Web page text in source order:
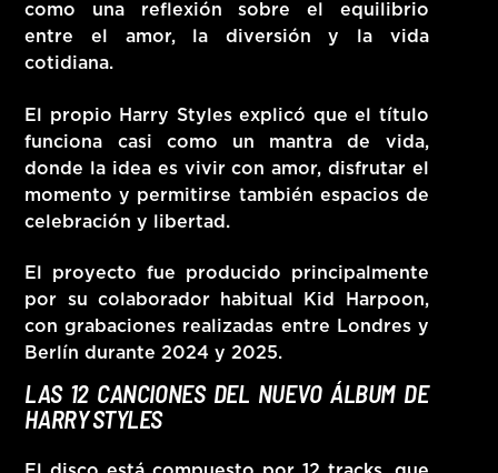
como una reflexión sobre el equilibrio
entre el amor, la diversión y la vida
cotidiana.
El propio Harry Styles explicó que el título
funciona casi como un mantra de vida,
donde la idea es vivir con amor, disfrutar el
momento y permitirse también espacios de
celebración y libertad.
El proyecto fue producido principalmente
por su colaborador habitual
Kid Harpoon,
con grabaciones realizadas entre
Londres y
Berlín durante 2024 y 2025.
LAS 12 CANCIONES DEL NUEVO ÁLBUM DE
HARRY STYLES